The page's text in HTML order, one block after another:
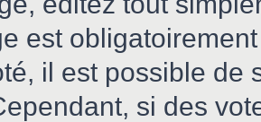
est
il est possible de
si des